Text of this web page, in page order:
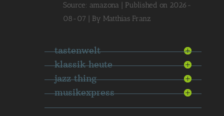
Source: amazona
Published on 2026-
08-07
By Matthias Franz
tastenwelt
klassik heute
jazz thing
musikexpress